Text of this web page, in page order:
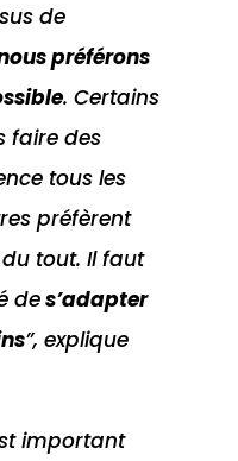
de
préférons
. Certains
faire des
tous les
préfèrent
tout. Il faut
des’adapter
”, explique
important